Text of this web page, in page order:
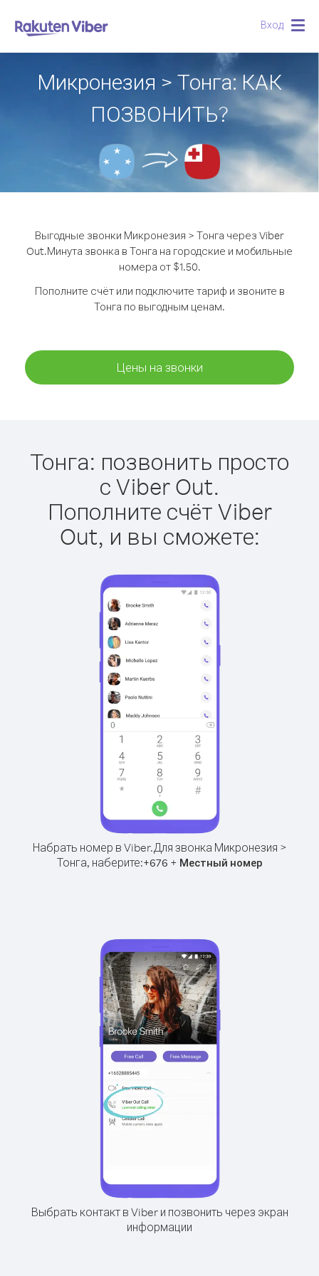
Вход
Микронезия > Тонга: КАК
ПОЗВОНИТЬ?
Выгодные звонки Микронезия > Тонга через Viber
Out.Минута звонка в Тонга на городские и мобильные
номера от $1.50.
Пополните счёт или подключите тариф и звоните в
Тонга по выгодным ценам.
Цены на звонки
Тонга: позвонить просто
с Viber Out.
Пополните счёт Viber
Out, и вы сможете:
Набрать номер в Viber.Для звонка Микронезия >
Тонга, наберите:+676 + Местный номер
Выбрать контакт в Viber и позвонить через экран
информации